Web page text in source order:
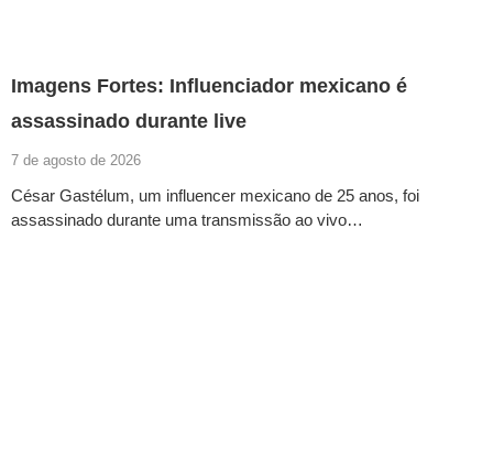
Imagens Fortes: Influenciador mexicano é
assassinado durante live
7 de agosto de 2026
César Gastélum, um influencer mexicano de 25 anos, foi
assassinado durante uma transmissão ao vivo…